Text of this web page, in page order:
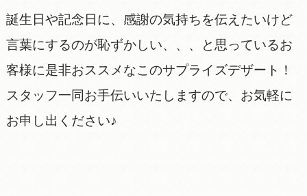
誕生日や記念日に、感謝の気持ちを伝えたいけど
言葉にするのが恥ずかしい、、、と思っているお
客様に是非おススメなこのサプライズデザート！
スタッフ一同お手伝いいたしますので、お気軽に
お申し出ください♪